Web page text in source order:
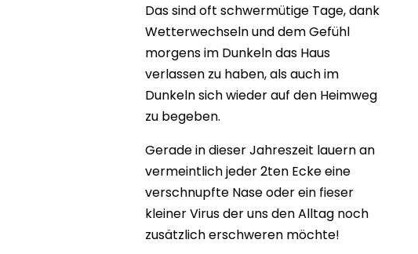
Das sind oft schwermütige Tage, dank
Wetterwechseln und dem Gefühl
morgens im Dunkeln das Haus
verlassen zu haben, als auch im
Dunkelnsich wieder auf den Heimweg
zu begeben.
Gerade in dieser Jahreszeit lauern an
vermeintlich jeder 2ten Ecke eine
verschnupfte Naseoder ein fieser
kleiner Virus der uns den Alltag noch
zusätzlich erschweren möchte!